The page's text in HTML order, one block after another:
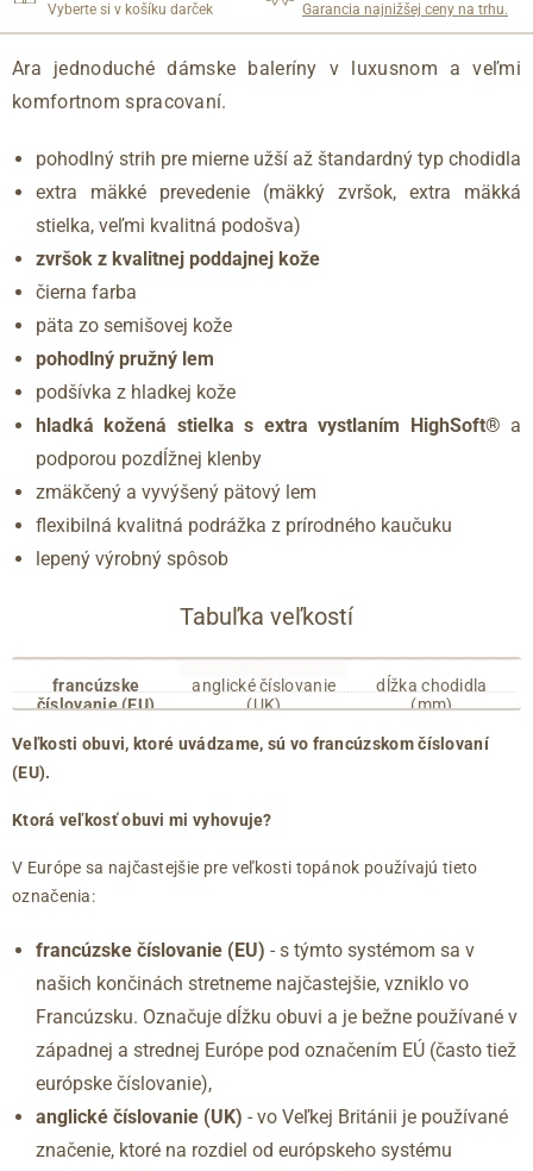
Vyberte si v košíku darček Garancia najnižšej ceny na trhu.
Ara jednoduché dámske baleríny v luxusnom a veľmi
komfortnom spracovaní.
pohodlný strih pre mierne užší až štandardný typ chodidla
extra mäkké prevedenie (mäkký zvršok, extra mäkká
stielka, veľmi kvalitná podošva)
zvršok z kvalitnej poddajnej kože
čierna farba
päta zo semišovej kože
pohodlný pružný lem
podšívka z hladkej kože
hladká kožená stielka s extra vystlaním HighSoft® a
podporou pozdĺžnej klenby
zmäkčený a vyvýšený pätový lem
flexibilná kvalitná podrážka z prírodného kaučuku
lepený výrobný spôsob
Tabuľka veľkostí
francúzske
číslovanie (EU)
35
36
37
38
38.5
39
43
44
anglické číslovanie
(UK)
2.5
3
4
5
6
9
9.5
dĺžka chodidla
(mm)
215
220
240
265
270
280
285
Veľkosti obuvi, ktoré uvádzame, sú vo francúzskom číslovaní
(EU).
Ktorá veľkosť obuvi mi vyhovuje?
V Európe sa najčastejšie pre veľkosti topánok používajú tieto
označenia:
francúzske číslovanie (EU) - s týmto systémom sa v
našich končinách stretneme najčastejšie, vzniklo vo
Francúzsku. Označuje dĺžku obuvi a je bežne používané v
západnej a strednej Európe pod označením EÚ (často tiež
európske číslovanie),
anglické číslovanie (UK) - vo Veľkej Británii je používané
značenie, ktoré na rozdiel od európskeho systému